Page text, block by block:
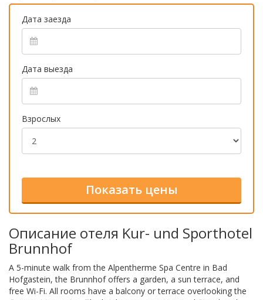
Дата заезда
Дата выезда
Взрослых
Описание отеля Kur- und Sporthotel
Brunnhof
A 5-minute walk from the Alpentherme Spa Centre in Bad
Hofgastein, the Brunnhof offers a garden, a sun terrace, and
free Wi-Fi. All rooms have a balcony or terrace overlooking the